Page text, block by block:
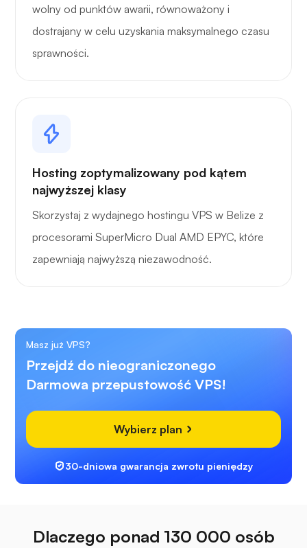
wolny od punktów awarii, równoważony i
dostrajany w celu uzyskania maksymalnego czasu
sprawności.
Hosting zoptymalizowany pod kątem
najwyższej klasy
Skorzystaj z wydajnego hostingu VPS w Belize z
procesorami SuperMicro Dual AMD EPYC, które
zapewniają najwyższą niezawodność.
Masz już VPS?
Przejdź do nieograniczonego
Darmowa przepustowość VPS!
Wybierz plan
30-dniowa gwarancja zwrotu pieniędzy
Dlaczego ponad 130 000 osób